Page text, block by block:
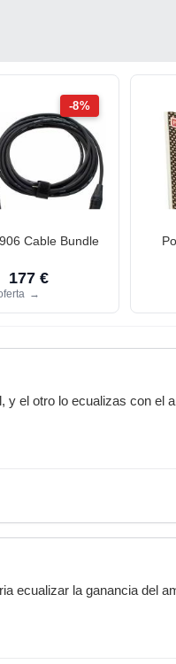
-8%
Cable Bundle
177 €
→
y el otro lo ecualizas con el
ecualizar la ganancia del